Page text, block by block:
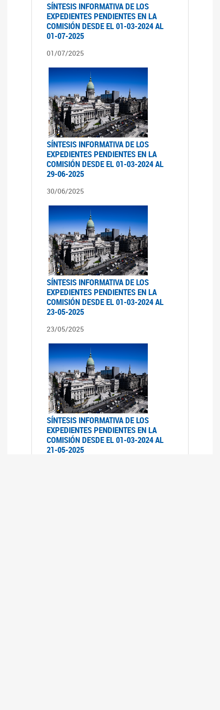
SÍNTESIS INFORMATIVA DE LOS
EXPEDIENTES PENDIENTES EN LA
COMISIÓN DESDE EL 01-03-2024 AL
01-07-2025
01/07/2025
SÍNTESIS INFORMATIVA DE LOS
EXPEDIENTES PENDIENTES EN LA
COMISIÓN DESDE EL 01-03-2024 AL
29-06-2025
30/06/2025
SÍNTESIS INFORMATIVA DE LOS
EXPEDIENTES PENDIENTES EN LA
COMISIÓN DESDE EL 01-03-2024 AL
23-05-2025
23/05/2025
SÍNTESIS INFORMATIVA DE LOS
EXPEDIENTES PENDIENTES EN LA
COMISIÓN DESDE EL 01-03-2024 AL
21-05-2025